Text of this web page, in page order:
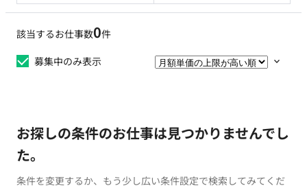
該当するお仕事数0件
募集中のみ表示
お探しの条件のお仕事は見つかりませんでし
た。
条件を変更するか、もう少し広い条件設定で検索してみてくだ